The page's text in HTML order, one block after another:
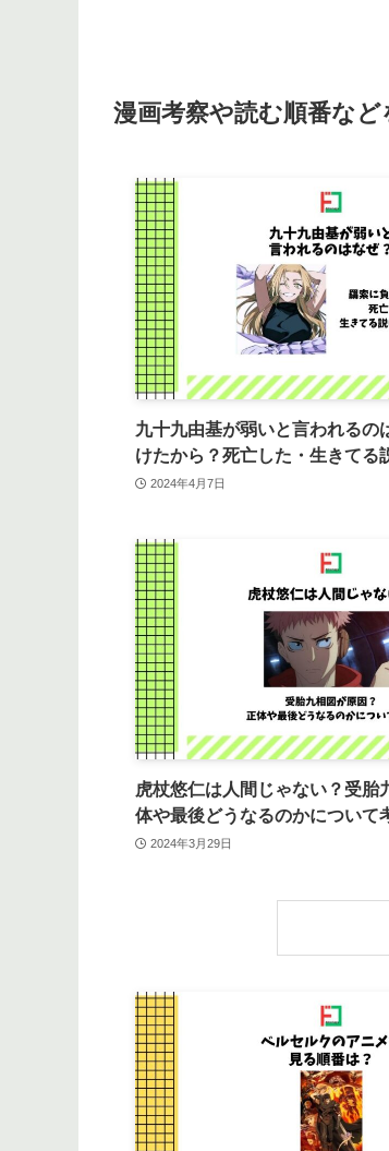
漫画考察や読む順番など
九十九由基が弱いと言われるの
けたから？死亡した・生きてる
2024年4月7日
虎杖悠仁は人間じゃない？受胎
体や最後どうなるのかについて
2024年3月29日